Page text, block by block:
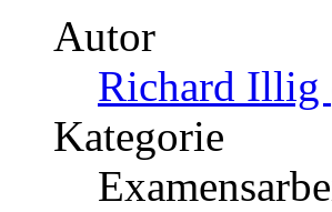
Autor
Richard
Kategorie